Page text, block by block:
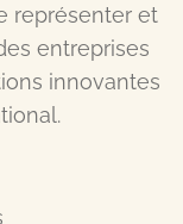
représenter et
entreprises
innovantes